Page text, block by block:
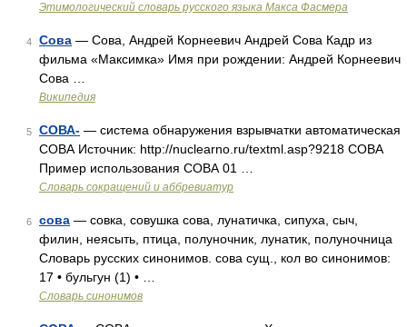
Этимологический словарь русского языка Макса Фасмера
4 Сова — Сова, Андрей Корнеевич Андрей Сова Кадр из
фильма «Максимка» Имя при рождении: Андрей Корнеевич
Сова …
Википедия
5 СОВА- — система обнаружения взрывчатки автоматическая
СОВА Источник: http://nuclearno.ru/textml.asp?9218 СОВА
Пример использования СОВА 01 …
Словарь сокращений и аббревиатур
6 сова — совка, совушка сова, лунатичка, сипуха, сыч,
филин, неясыть, птица, полуночник, лунатик, полуночница
Словарь русских синонимов. сова сущ., кол во синонимов:
17 • бульгун (1) • …
Словарь синонимов